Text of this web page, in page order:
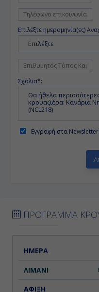
Επιλέξτε ημερομηνία(ες)
Επιλέξτε
Σχόλια*:
Εγγραφή στα
ΠΡΟΓΡΑΜΜΑ
ΗΜΕΡΑ